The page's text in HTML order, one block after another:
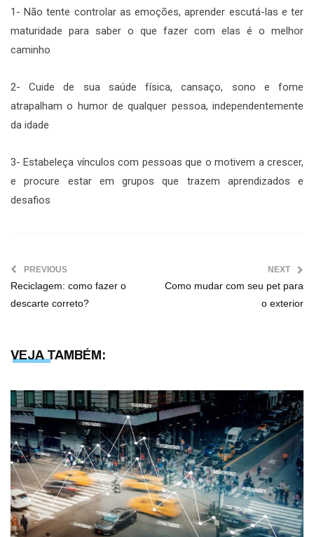
1- Não tente controlar as emoções, aprender escutá-las e ter
maturidade para saber o que fazer com elas é o melhor
caminho
2- Cuide de sua saúde física, cansaço, sono e fome
atrapalham o humor de qualquer pessoa, independentemente
da idade
3- Estabeleça vínculos com pessoas que o motivem a crescer,
e procure estar em grupos que trazem aprendizados e
desafios
PREVIOUS
Reciclagem: como fazer o
descarte correto?
NEXT
Como mudar com seu pet para
o exterior
VEJA TAMBÉM: